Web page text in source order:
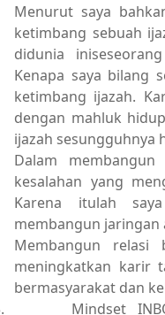
Menurut saya
ketimbang sebuah
didunia
Kenapa saya bilang
ketimbang ijazah.
dengan mahluk
ijazah sesungguhnya
Dalam
kesalahan yang
Karena itulah
membangun jaringan
Membangun relasi
meningkatkan karir
bermasyarakat dan
Mindset